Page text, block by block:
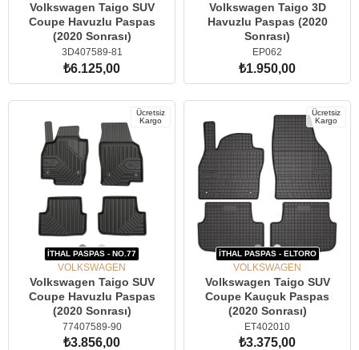
Volkswagen Taigo SUV
Coupe Havuzlu Paspas
(2020 Sonrası)
3D407589-81
₺6.125,00
Volkswagen Taigo 3D
Havuzlu Paspas (2020
Sonrası)
EP062
₺1.950,00
İTHAL PASPAS - NO.77
Ücretsiz
Kargo
VOLKSWAGEN
Volkswagen Taigo SUV
Coupe Havuzlu Paspas
(2020 Sonrası)
77407589-90
₺3.856,00
İTHAL PASPAS - ELTORO
Ücretsiz
Kargo
VOLKSWAGEN
Volkswagen Taigo SUV
Coupe Kauçuk Paspas
(2020 Sonrası)
ET402010
₺3.375,00